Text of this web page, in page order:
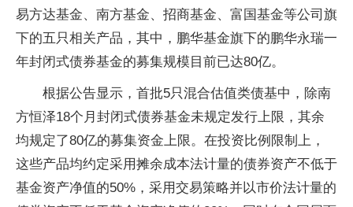
易方达基金、南方基金、招商基金、富国基金等公司旗
下的五只相关产品，其中，鹏华基金旗下的鹏华永瑞一
年封闭式债券基金的募集规模目前已达80亿。
根据公告显示，首批5只混合估值类债基中，除南
方恒泽18个月封闭式债券基金未规定发行上限，其余
均规定了80亿的募集资金上限。在投资比例限制上，
这些产品均约定采用摊余成本法计量的债券资产不低于
基金资产净值的50%，采用交易策略并以市价法计量的